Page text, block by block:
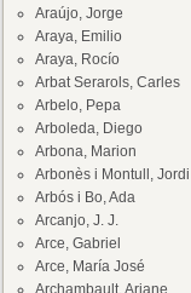
Araújo, Jorge
Araya, Emilio
Araya, Rocío
Arbat Serarols, Carles
Arbelo, Pepa
Arboleda, Diego
Arbona, Marion
Arbonès i Montull, Jordi
Arbós i Bo, Ada
Arcanjo, J. J.
Arce, Gabriel
Arce, María José
Archambault, Ariane